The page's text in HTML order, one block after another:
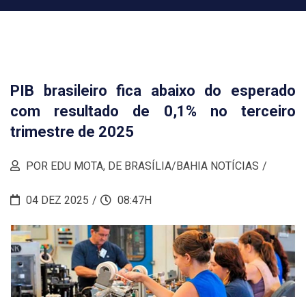
PIB brasileiro fica abaixo do esperado
com resultado de 0,1% no terceiro
trimestre de 2025
POR EDU MOTA, DE BRASÍLIA/BAHIA NOTÍCIAS
04 DEZ 2025 08:47H